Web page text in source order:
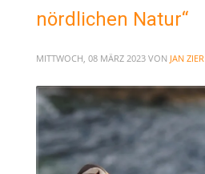
Mai 2021
April 2021
Januar 2021
November 2020
Oktober 2020
nördlichen Natur“
MITTWOCH, 08 MÄRZ 2023 VON JAN ZIER